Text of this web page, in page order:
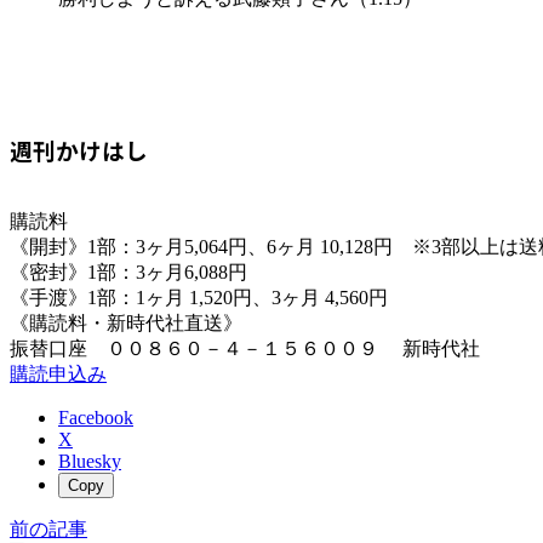
週刊かけはし
購読料
《開封》1部：3ヶ月5,064円、6ヶ月 10,128円 ※3部以上は送
《密封》1部：3ヶ月6,088円
《手渡》1部：1ヶ月 1,520円、3ヶ月 4,560円
《購読料・新時代社直送》
振替口座 ００８６０－４－１５６００９ 新時代社
購読申込み
Facebook
X
Bluesky
Copy
前の記事